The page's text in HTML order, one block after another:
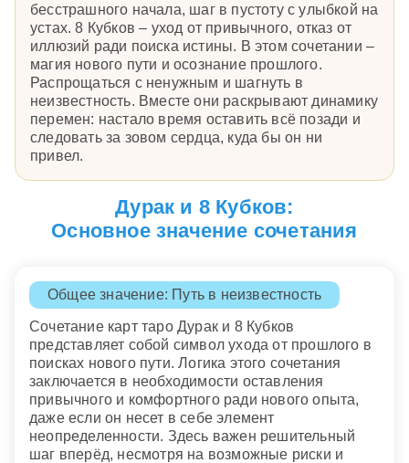
бесстрашного начала, шаг в пустоту с улыбкой на
устах. 8 Кубков – уход от привычного, отказ от
иллюзий ради поиска истины. В этом сочетании –
магия нового пути и осознание прошлого.
Распрощаться с ненужным и шагнуть в
неизвестность. Вместе они раскрывают динамику
перемен: настало время оставить всё позади и
следовать за зовом сердца, куда бы он ни
привел.
Дурак и 8 Кубков:
Основное значение сочетания
Общее значение: Путь в неизвестность
Сочетание карт таро Дурак и 8 Кубков
представляет собой символ ухода от прошлого в
поисках нового пути. Логика этого сочетания
заключается в необходимости оставления
привычного и комфортного ради нового опыта,
даже если он несет в себе элемент
неопределенности. Здесь важен решительный
шаг вперёд, несмотря на возможные риски и